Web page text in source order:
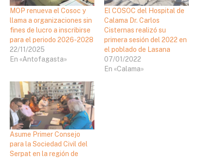
MOP renueva el Cosoc y
llama a organizaciones sin
fines de lucro a inscribirse
para el periodo 2026-2028
22/11/2025
En «Antofagasta»
El COSOC del Hospital de
Calama Dr. Carlos
Cisternas realizó su
primera sesión del 2022 en
el poblado de Lasana
07/01/2022
En «Calama»
Asume Primer Consejo
para la Sociedad Civil del
Serpat en la región de